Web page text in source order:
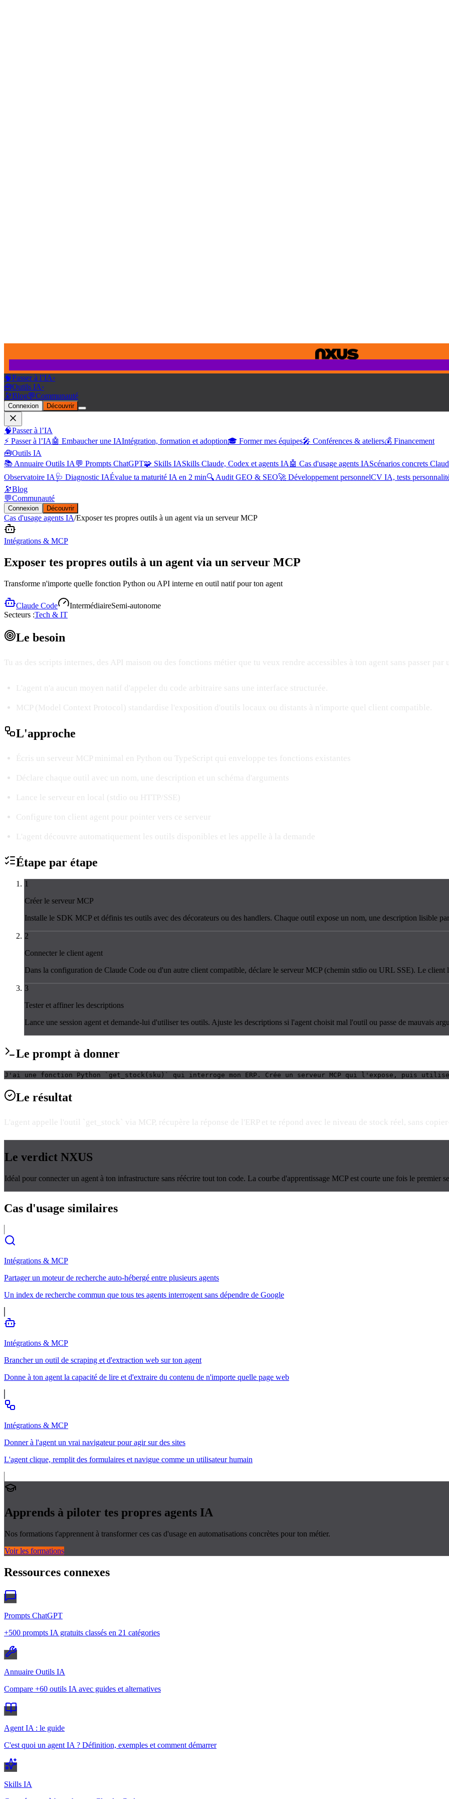
🧠Passer à l’IA›
🧰Outils IA›
🔭Blog💬Communauté
Connexion Découvrir
🧠Passer à l’IA
⚡ Passer à l’IA 🤖 Embaucher une IAIntégration, formation et adoption🎓 Former mes équipes🎤 Conférences & ateliers💰 Financement
🧰Outils IA
📚 Annuaire Outils IA 💬 Prompts ChatGPT🧩 Skills IASkills Claude, Codex et agents IA 🤖 Cas d'usage agents IAScénarios concrets
Observatoire IA 🩺 Diagnostic IAÉvalue ta maturité IA en 2 min🔍 Audit GEO & SEO🚀 Développement personnelCV IA, tests
🔭Blog
💬Communauté
Connexion Découvrir
Cas d'usage agents IA/Exposer tes propres outils à un agent via un serveur MCP
Intégrations & MCP
Exposer tes propres outils à un agent via un serveur MCP
Transforme n'importe quelle fonction Python ou API interne en outil natif pour ton agent
Claude Code IntermédiaireSemi-autonome
Secteurs :Tech & IT
Le besoin
Tu as des scripts internes, des API maison ou des fonctions métier que tu veux rendre accessibles à ton agent sans passer par
L'agent n'a aucun moyen natif d'appeler du code arbitraire sans une interface structurée.
MCP (Model Context Protocol) standardise l'exposition d'outils locaux ou distants à n'importe quel client compatible.
L'approche
Écris un serveur MCP minimal en Python ou TypeScript qui enveloppe tes fonctions existantes
Déclare chaque outil avec un nom, une description et un schéma d'arguments
Lance le serveur en local (stdio ou HTTP/SSE)
Configure ton client agent pour pointer vers ce serveur
L'agent découvre automatiquement les outils disponibles et les appelle à la demande
Étape par étape
1
Créer le serveur MCP
Installe le SDK MCP et définis tes outils avec des décorateurs ou des handlers. Chaque outil expose un nom, une description lisible
2
Connecter le client agent
Dans la configuration de Claude Code ou d'un autre client compatible, déclare le serveur MCP (chemin stdio ou URL SSE). Le client
3
Tester et affiner les descriptions
Lance une session agent et demande-lui d'utiliser tes outils. Ajuste les descriptions si l'agent choisit mal l'outil ou passe de mauvais
Le prompt à donner
J'ai une fonction Python `get_stock(sku)` qui interroge mon ERP. Crée un serveur MCP qui l'expose, puis
Le résultat
L'agent appelle l'outil `get_stock` via MCP, récupère la réponse de l'ERP et te répond avec le niveau de stock réel, sans
Le verdict NXUS
Idéal pour connecter un agent à ton infrastructure sans réécrire tout ton code. La courbe d'apprentissage MCP est courte une fois le premier
Cas d'usage similaires
Intégrations & MCP
Partager un moteur de recherche auto-hébergé entre plusieurs agents
Un index de recherche commun que tous tes agents interrogent sans dépendre de Google
Intégrations & MCP
Brancher un outil de scraping et d'extraction web sur ton agent
Donne à ton agent la capacité de lire et d'extraire du contenu de n'importe quelle page web
Intégrations & MCP
Donner à l'agent un vrai navigateur pour agir sur des sites
L'agent clique, remplit des formulaires et navigue comme un utilisateur humain
Apprends à piloter tes propres agents IA
Nos formations t'apprennent à transformer ces cas d'usage en automatisations concrètes pour ton métier.
Voir les formations
Ressources connexes
Prompts ChatGPT
+500 prompts IA gratuits classés en 21 catégories
Annuaire Outils IA
Compare +60 outils IA avec guides et alternatives
Agent IA : le guide
C'est quoi un agent IA ? Définition, exemples et comment démarrer
Skills IA